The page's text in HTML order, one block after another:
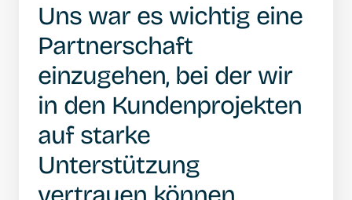
Uns war es wichtig eine
Partnerschaft
einzugehen, bei der wir
in den Kundenprojekten
auf starke
Unterstützung